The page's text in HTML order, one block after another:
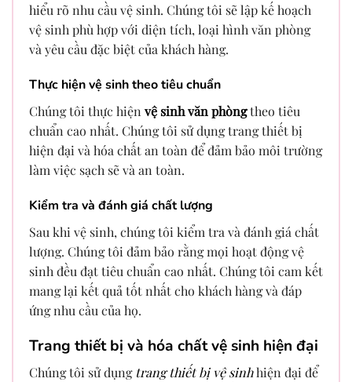
hiểu rõ nhu cầu vệ sinh. Chúng tôi sẽ lập kế hoạch
vệ sinh phù hợp với diện tích, loại hình văn phòng
và yêu cầu đặc biệt của khách hàng.
Thực hiện vệ sinh theo tiêu chuẩn
Chúng tôi thực hiệnvệ sinh văn phòngtheo tiêu
chuẩn cao nhất. Chúng tôi sử dụng trang thiết bị
hiện đại và hóa chất an toàn để đảm bảo môi trường
làm việc sạch sẽ và an toàn.
Kiểm tra và đánh giá chất lượng
Sau khi vệ sinh, chúng tôi kiểm tra và đánh giá chất
lượng. Chúng tôi đảm bảo rằng mọi hoạt động vệ
sinh đều đạt tiêu chuẩn cao nhất. Chúng tôi cam kết
mang lại kết quả tốt nhất cho khách hàng và đáp
ứng nhu cầu của họ.
Trang thiết bị và hóa chất vệ sinh hiện đại
Chúng tôi sử dụng trang thiết bị vệ sinhhiện đại để